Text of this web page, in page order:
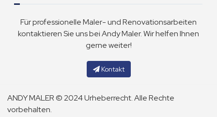
Für professionelle Maler- und Renovationsarbeiten
kontaktieren Sie uns bei Andy Maler. Wir helfen Ihnen
gerne weiter!
Kontakt
ANDY MALER © 2024 Urheberrecht. Alle Rechte
vorbehalten.